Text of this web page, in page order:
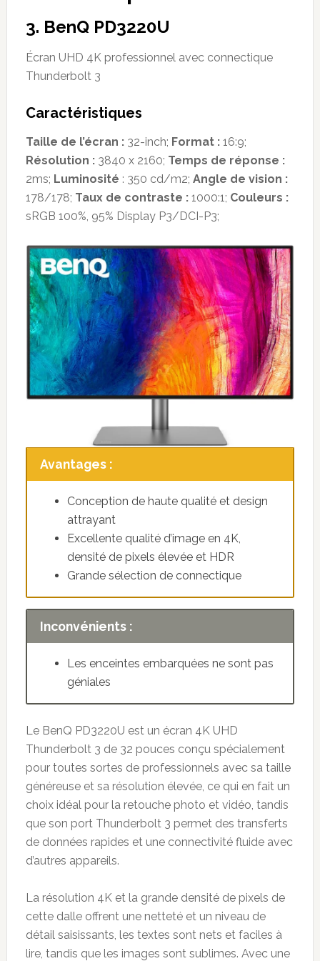
3. BenQ PD3220U
Écran UHD 4K professionnel avec connectique
Thunderbolt 3
Caractéristiques
Taille de l’écran : 32-inch; Format : 16:9;
Résolution : 3840 x 2160; Temps de réponse :
2ms; Luminosité : 350 cd/m2; Angle de vision :
178/178; Taux de contraste : 1000:1; Couleurs :
sRGB 100%, 95% Display P3/DCI-P3;
Avantages :
Conception de haute qualité et design
attrayant
Excellente qualité d’image en 4K,
densité de pixels élevée et HDR
Grande sélection de connectique
Inconvénients :
Les enceintes embarquées ne sont pas
géniales
Le BenQ PD3220U est un écran 4K UHD
Thunderbolt 3 de 32 pouces conçu spécialement
pour toutes sortes de professionnels avec sa taille
généreuse et sa résolution élevée, ce qui en fait un
choix idéal pour la retouche photo et vidéo, tandis
que son port Thunderbolt 3 permet des transferts
de données rapides et une connectivité fluide avec
d’autres appareils.
La résolution 4K et la grande densité de pixels de
cette dalle offrent une netteté et un niveau de
détail saisissants, les textes sont nets et faciles à
lire, tandis que les images sont sublimes. Avec une